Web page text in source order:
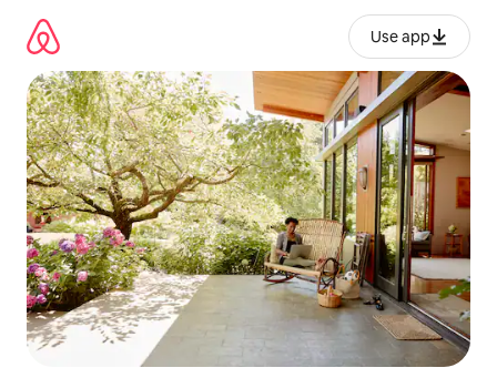
contenido
Use app